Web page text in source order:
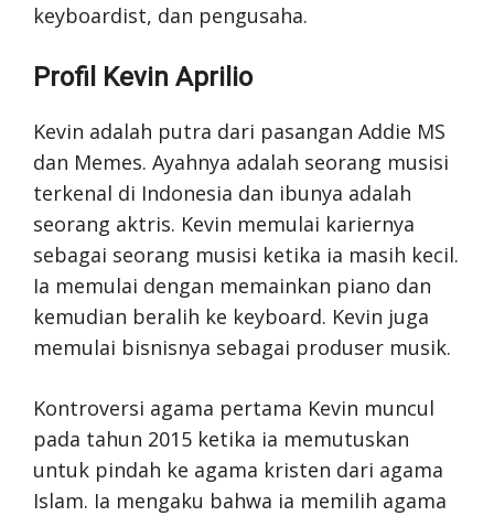
keyboardist, dan pengusaha.
Profil Kevin Aprilio
Kevin adalah putra dari pasangan Addie MS
dan Memes. Ayahnya adalah seorang musisi
terkenal di Indonesia dan ibunya adalah
seorang aktris. Kevin memulai kariernya
sebagai seorang musisi ketika ia masih kecil.
Ia memulai dengan memainkan piano dan
kemudian beralih ke keyboard. Kevin juga
memulai bisnisnya sebagai produser musik.
Kontroversi agama pertama Kevin muncul
pada tahun 2015 ketika ia memutuskan
untuk pindah ke agama kristen dari agama
Islam. Ia mengaku bahwa ia memilih agama